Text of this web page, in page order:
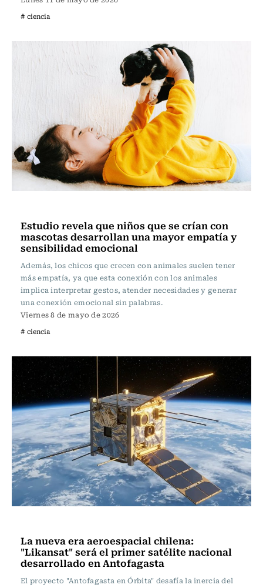
# ciencia
Estudio revela que niños que se crían con
mascotas desarrollan una mayor empatía y
sensibilidad emocional
Además, los chicos que crecen con animales suelen tener
más empatía, ya que esta conexión con los animales
implica interpretar gestos, atender necesidades y generar
una conexión emocional sin palabras.
Viernes 8 de mayo de 2026
# ciencia
La nueva era aeroespacial chilena:
"Likansat" será el primer satélite nacional
desarrollado en Antofagasta
El proyecto "Antofagasta en Órbita" desafía la inercia del